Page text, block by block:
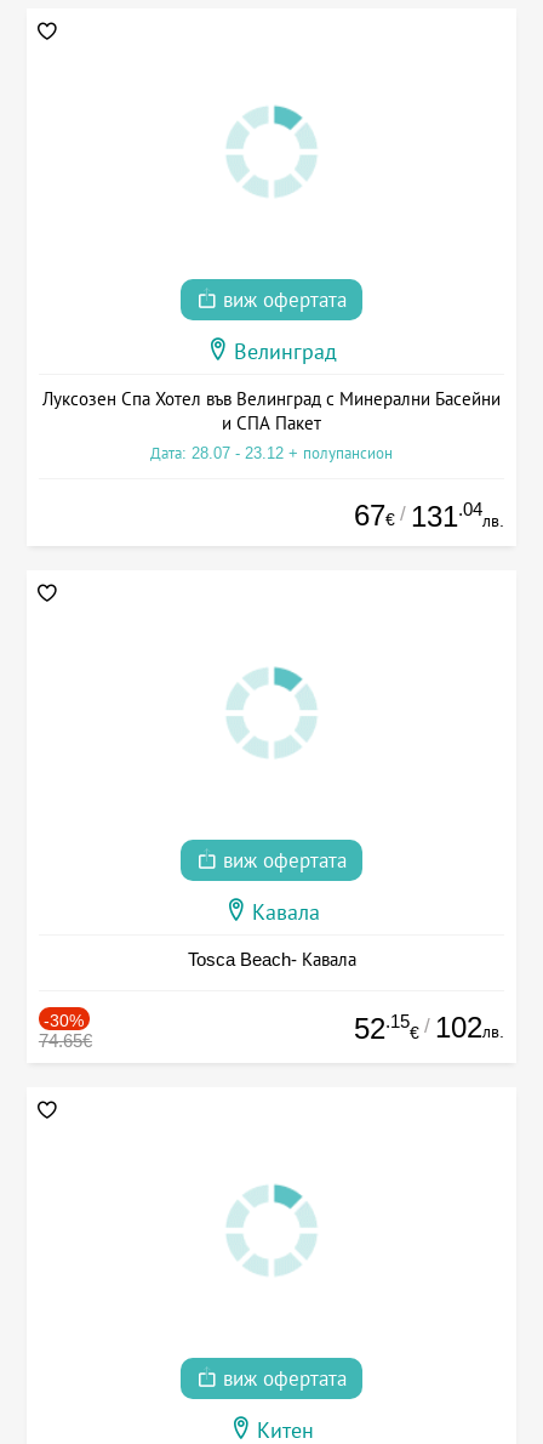
виж офертата
Велинград
Луксозен Спа Хотел във Велинград с Минерални Басейни
и СПА Пакет
Дата: 28.07 - 23.12 + полупансион
67€ / 131.04
лв.
виж офертата
Кавала
Tosca Beach- Кавала
-30%
74.65€ 52.15
€ / 102лв.
виж офертата
Китен